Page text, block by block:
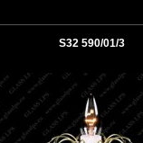
S32 590/01/3